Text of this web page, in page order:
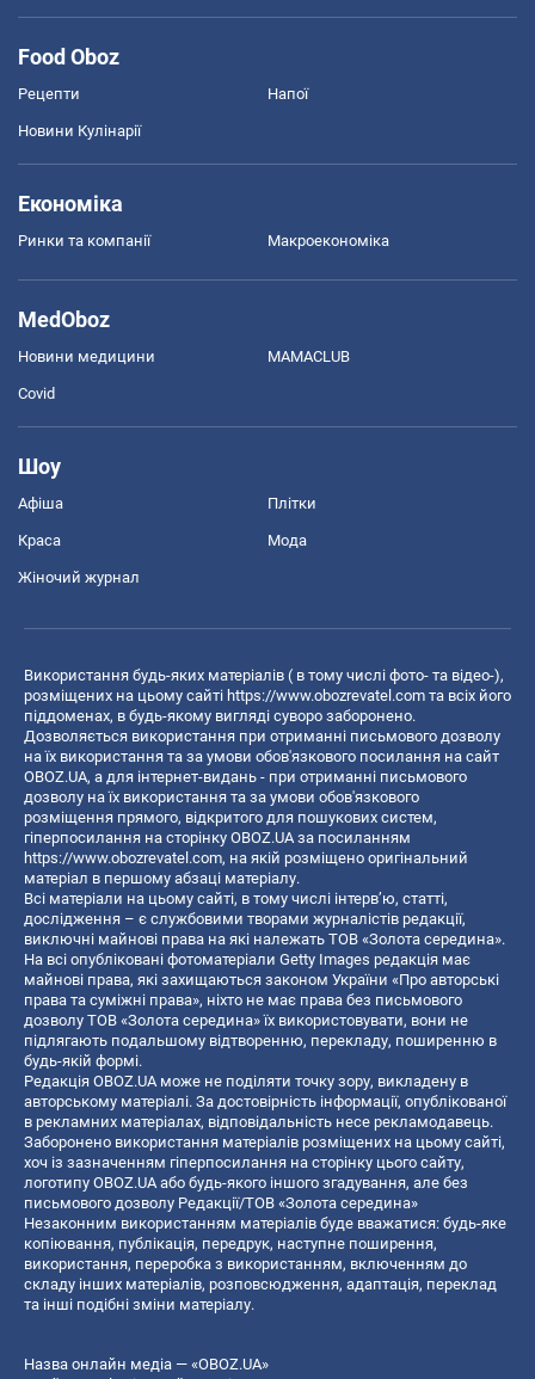
Food Oboz
Рецепти Напої
Новини Кулінарії
Економіка
Ринки та компанії Макроекономіка
MedOboz
Новини медицини MAMACLUB
Covid
Шоу
Афіша Плітки
Краса Мода
Жіночий журнал
Використання будь-яких матеріалів ( в тому числі фото- та відео-),
розміщених на цьому сайті https://www.obozrevatel.com та всіх його
піддоменах, в будь-якому вигляді суворо заборонено.
Дозволяється використання при отриманні письмового дозволу
на їх використання та за умови обов'язкового посилання на сайт
OBOZ.UA, а для інтернет-видань - при отриманні письмового
дозволу на їх використання та за умови обов'язкового
розміщення прямого, відкритого для пошукових систем,
гіперпосилання на сторінку OBOZ.UA за посиланням
https://www.obozrevatel.com, на якій розміщено оригінальний
матеріал в першому абзаці матеріалу.
Всі матеріали на цьому сайті, в тому числі інтерв’ю, статті,
дослідження – є службовими творами журналістів редакції,
виключні майнові права на які належать ТОВ «Золота середина».
На всі опубліковані фотоматеріали Getty Images редакція має
майнові права, які захищаються законом України «Про авторські
права та суміжні права», ніхто не має права без письмового
дозволу ТОВ «Золота середина» їх використовувати, вони не
підлягають подальшому відтворенню, перекладу, поширенню в
будь-якій формі.
Редакція OBOZ.UA може не поділяти точку зору, викладену в
авторському матеріалі. За достовірність інформації, опублікованої
в рекламних матеріалах, відповідальність несе рекламодавець.
Заборонено використання матеріалів розміщених на цьому сайті,
хоч із зазначенням гіперпосилання на сторінку цього сайту,
логотипу OBOZ.UA або будь-якого іншого згадування, але без
письмового дозволу Редакції/ТОВ «Золота середина»
Незаконним використанням матеріалів буде вважатися: будь-яке
копiювання, публiкацiя, передрук, наступне поширення,
використання, переробка з використанням, включенням до
складу інших матеріалів, розповсюдження, адаптація, переклад
та інші подібні зміни матеріалу.
Назва онлайн медіа — «OBOZ.UA»